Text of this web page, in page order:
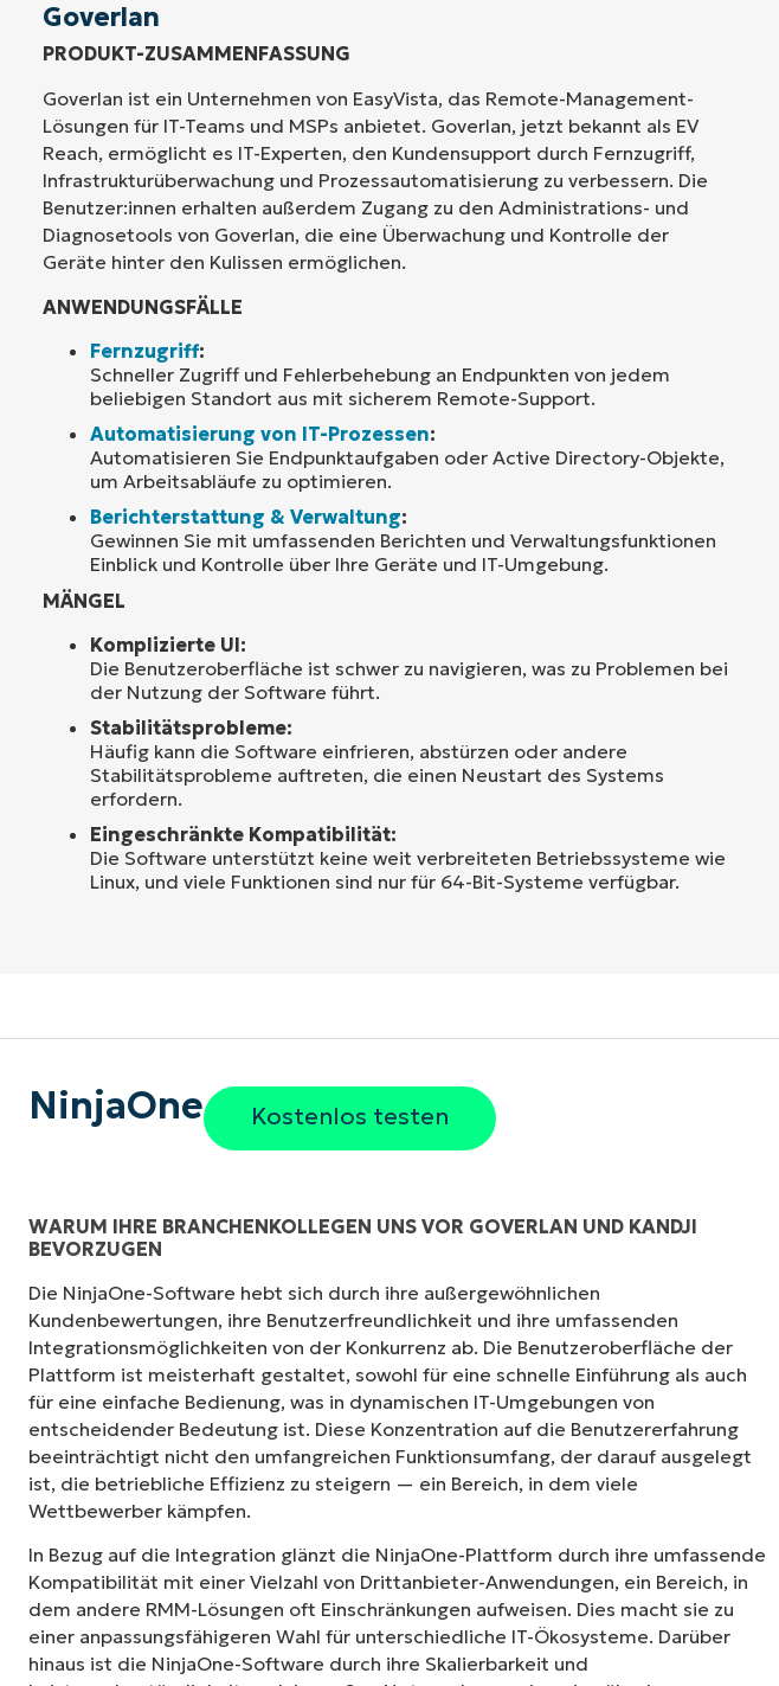
Goverlan
PRODUKT-ZUSAMMENFASSUNG
Goverlan ist ein Unternehmen von EasyVista, das Remote-Management-
Lösungen für IT-Teams und MSPs anbietet. Goverlan, jetzt bekannt als EV
Reach, ermöglicht es IT-Experten, den Kundensupport durch Fernzugriff,
Infrastrukturüberwachung und Prozessautomatisierung zu verbessern. Die
Benutzer:innen erhalten außerdem Zugang zu den Administrations- und
Diagnosetools von Goverlan, die eine Überwachung und Kontrolle der
Geräte hinter den Kulissen ermöglichen.
ANWENDUNGSFÄLLE
Fernzugriff:
Schneller Zugriff und Fehlerbehebung an Endpunkten von jedem
beliebigen Standort aus mit sicherem Remote-Support.
Automatisierung von IT-Prozessen:
Automatisieren Sie Endpunktaufgaben oder Active Directory-Objekte,
um Arbeitsabläufe zu optimieren.
Berichterstattung & Verwaltung:
Gewinnen Sie mit umfassenden Berichten und Verwaltungsfunktionen
Einblick und Kontrolle über Ihre Geräte und IT-Umgebung.
MÄNGEL
Komplizierte UI:
Die Benutzeroberfläche ist schwer zu navigieren, was zu Problemen bei
der Nutzung der Software führt.
Stabilitätsprobleme:
Häufig kann die Software einfrieren, abstürzen oder andere
Stabilitätsprobleme auftreten, die einen Neustart des Systems
erfordern.
Eingeschränkte Kompatibilität:
Die Software unterstützt keine weit verbreiteten Betriebssysteme wie
Linux, und viele Funktionen sind nur für 64-Bit-Systeme verfügbar.
NinjaOne Kostenlos testen
WARUM IHRE BRANCHENKOLLEGEN UNS VOR GOVERLAN UND KANDJI
BEVORZUGEN
Die NinjaOne-Software hebt sich durch ihre außergewöhnlichen
Kundenbewertungen, ihre Benutzerfreundlichkeit und ihre umfassenden
Integrationsmöglichkeiten von der Konkurrenz ab. Die Benutzeroberfläche der
Plattform ist meisterhaft gestaltet, sowohl für eine schnelle Einführung als auch
für eine einfache Bedienung, was in dynamischen IT-Umgebungen von
entscheidender Bedeutung ist. Diese Konzentration auf die Benutzererfahrung
beeinträchtigt nicht den umfangreichen Funktionsumfang, der darauf ausgelegt
ist, die betriebliche Effizienz zu steigern — ein Bereich, in dem viele
Wettbewerber kämpfen.
In Bezug auf die Integration glänzt die NinjaOne-Plattform durch ihre umfassende
Kompatibilität mit einer Vielzahl von Drittanbieter-Anwendungen, ein Bereich, in
dem andere RMM-Lösungen oft Einschränkungen aufweisen. Dies macht sie zu
einer anpassungsfähigeren Wahl für unterschiedliche IT-Ökosysteme. Darüber
hinaus ist die NinjaOne-Software durch ihre Skalierbarkeit und
NinjaOne ist unglaublich leicht zu bedienen und kombiniert ein schnelles
Interface mit leistungsstarken Funktionen im Backend. Es muss nicht erst
kompliziert eingerichtet werden und verzichtet auf eine komplexe
verstehen und die Benutzeroberfläche ist leicht zu bedienen.
Ryan Reiffenberger
Reiffenberger.NET Technology Solutions